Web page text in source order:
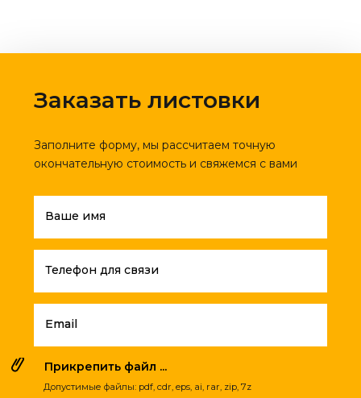
Заказать листовки
Заполните форму, мы рассчитаем точную
окончательную стоимость и свяжемся с вами
Ваше имя
Телефон для связи
Email
Прикрепить файл ...
Допустимые файлы: pdf, cdr, eps, ai, rar, zip, 7z